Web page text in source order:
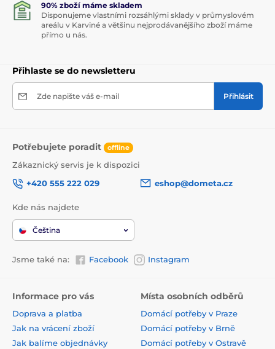
90% zboží máme skladem
Disponujeme vlastními rozsáhlými sklady v průmyslovém
areálu v Karviné a většinu nejprodávanějšího zboží máme
přímo u nás.
Přihlaste se do newsletteru
Zde napište váš e-mail Přihlásit
Potřebujete poradit offline
Zákaznický servis je k dispozici
+420 555 222 029
eshop@dometa.cz
Kde nás najdete
Čeština
Jsme také na: Facebook Instagram
Informace pro vás
Doprava a platba
Jak na vrácení zboží
Jak balíme objednávky
Místa osobních odběrů
Domácí potřeby v Praze
Domácí potřeby v Brně
Domácí potřeby v Ostravě